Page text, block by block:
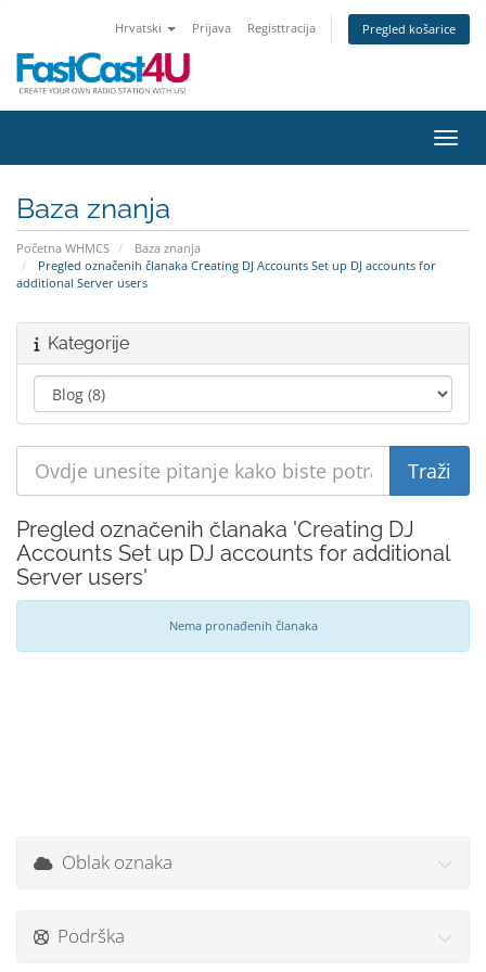
Hrvatski Prijava Registtracija Pregled košarice
Baza znanja
Početna WHMCS
Baza znanja
Pregled označenih članaka Creating DJ Accounts Set up DJ accounts for
additional Server users
Kategorije
Pregled označenih članaka 'Creating DJ
Accounts Set up DJ accounts for additional
Server users'
Nema pronađenih članaka
Oblak oznaka
Podrška